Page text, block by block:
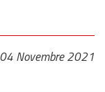
Novembre 2021